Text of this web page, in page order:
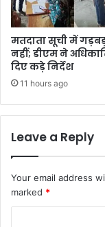
मतदाता सूची में
नहीं; डीएम ने
दिए कड़े निर्देश
11 hours ago
Leave a Reply
Your email address
marked *